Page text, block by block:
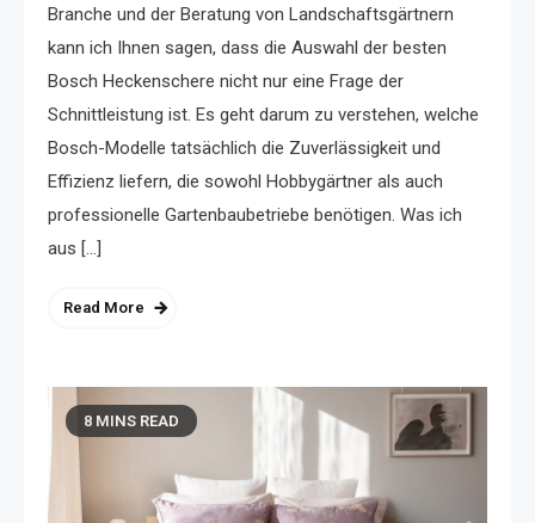
Branche und der Beratung von Landschaftsgärtnern
kann ich Ihnen sagen, dass die Auswahl der besten
Bosch Heckenschere nicht nur eine Frage der
Schnittleistung ist. Es geht darum zu verstehen, welche
Bosch-Modelle tatsächlich die Zuverlässigkeit und
Effizienz liefern, die sowohl Hobbygärtner als auch
professionelle Gartenbaubetriebe benötigen. Was ich
aus […]
Read More
8 MINS READ